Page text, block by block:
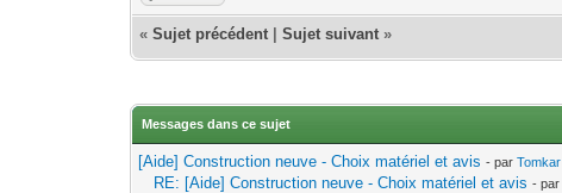
«Sujet précédent |Sujet suivant »
Messages dans ce sujet
[Aide] Construction neuve - Choix matériel et avis - parTomkar
RE: [Aide] Construction neuve - Choix matériel et avis - par